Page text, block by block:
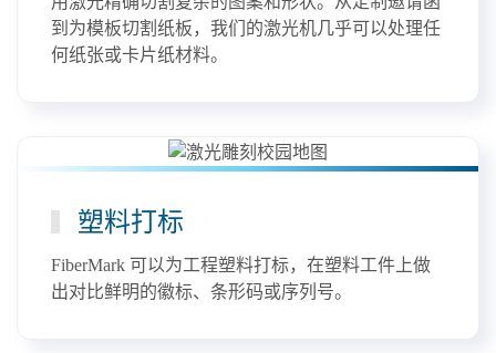
到为模板切割纸板，我们的激光机几乎可以处理任
何纸张或卡片纸材料。
塑料打标
FiberMark 可以为工程塑料打标，在塑料工件上做
出对比鲜明的徽标、条形码或序列号。